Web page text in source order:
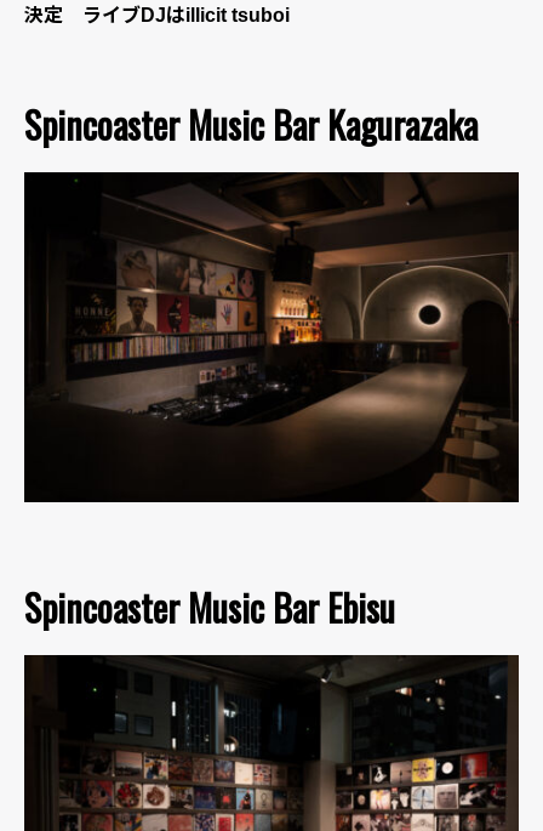
決定 ライブDJはillicit tsuboi
Spincoaster Music Bar Kagurazaka
Spincoaster Music Bar Ebisu